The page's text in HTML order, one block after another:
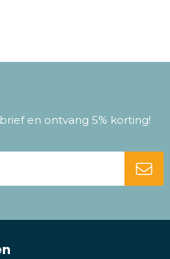
en ontvang 5% korting!